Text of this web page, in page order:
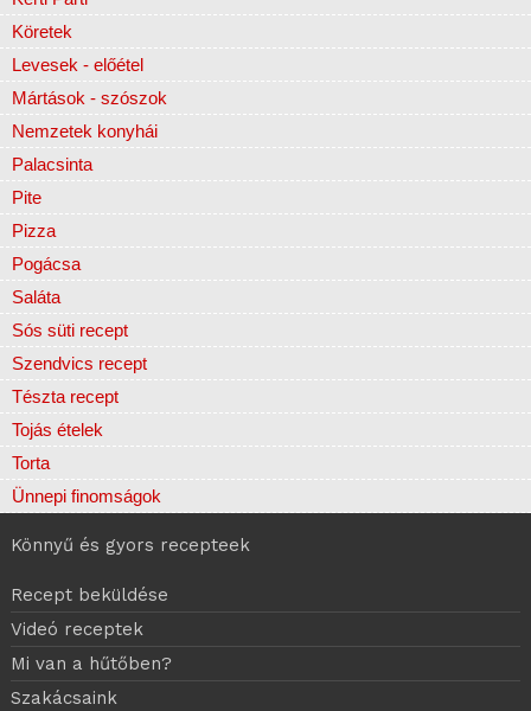
Köretek
Levesek - előétel
Mártások - szószok
Nemzetek konyhái
Palacsinta
Pite
Pizza
Pogácsa
Saláta
Sós süti recept
Szendvics recept
Tészta recept
Tojás ételek
Torta
Ünnepi finomságok
Könnyű és gyors recepteek
Recept beküldése
Videó receptek
Mi van a hűtőben?
Szakácsaink